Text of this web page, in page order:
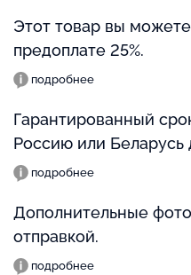
Этот товар вы можете
предоплате 25%.
подробнее
Гарантированный
Россию или Беларусь
подробнее
Дополнительные
отправкой.
подробнее